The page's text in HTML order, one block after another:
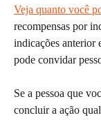
Veja quanto você
recompensas por
indicações anterior
pode convidar
Se a pessoa que
concluir a ação